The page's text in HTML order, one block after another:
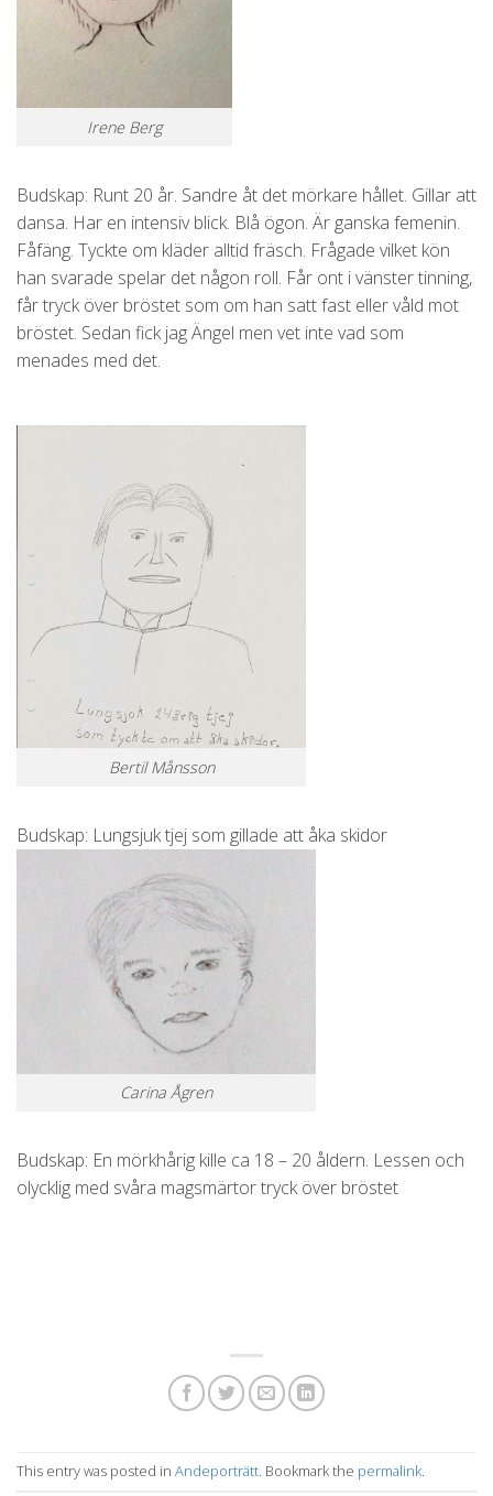
Irene Berg
Budskap: Runt 20 år. Sandre åt det mörkare hållet. Gillar att
dansa. Har en intensiv blick. Blå ögon. Är ganska femenin.
Fåfäng. Tyckte om kläder alltid fräsch. Frågade vilket kön
han svarade spelar det någon roll. Får ont i vänster tinning,
får tryck över bröstet som om han satt fast eller våld mot
bröstet. Sedan fick jag Ängel men vet inte vad som
menades med det.
Bertil Månsson
Budskap: Lungsjuk tjej som gillade att åka skidor
Carina Ågren
Budskap: En mörkhårig kille ca 18 – 20 åldern. Lessen och
olycklig med svåra magsmärtor tryck över bröstet
This entry was posted in Andeporträtt. Bookmark the permalink.